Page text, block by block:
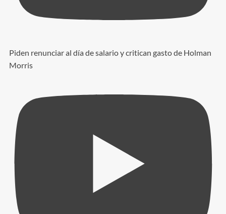
Piden renunciar al día de salario y critican gasto de Holman
Morris